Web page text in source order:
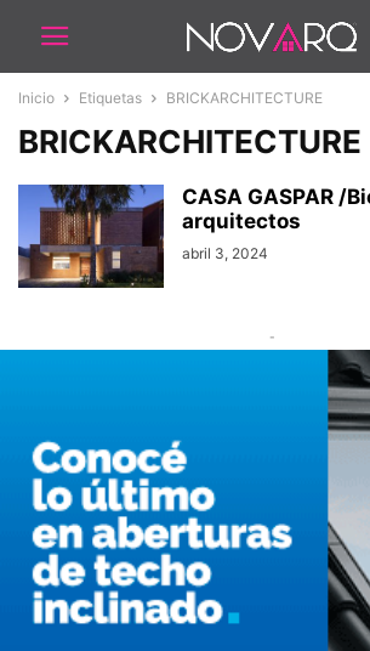
Inicio Etiquetas BRICKARCHITECTURE
BRICKARCHITECTURE
CASA GASPAR /
arquitectos
abril 3, 2024
-